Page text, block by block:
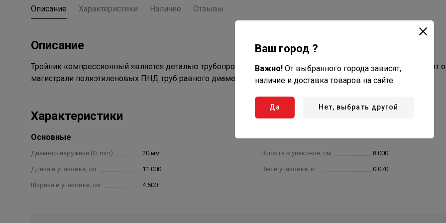
Описание Характеристики Наличие Отзывы
Описание
Тройник компрессионный является деталью трубопровода для организации разветвления или отведения от
магистрали полиэтиленовых ПНД труб равного диаметра.
Характеристики
Основные
Диаметр наружний (D, mm) 20 мм
Длина в упаковке, см. 11.000
Ширина в упаковке, см. 4.500
Высота в упаковке, см. 8.000
Вес в упаковке, кг 0.070
Ваш город ?
Важно! От выбранного города зависят,
наличие и доставка товаров на сайте.
Да Нет, выбрать другой